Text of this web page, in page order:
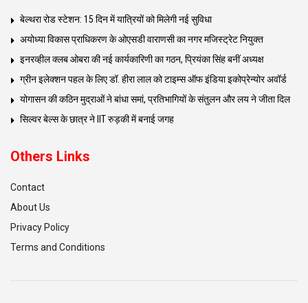
बेल्थरा रोड स्टेशन: 15 दिन में यात्रियों को मिलेगी नई सुविधा
अयोध्या विकास प्राधिकरण के ओएसडी वाराणसी का नगर मजिस्ट्रेट नियुक्त
इनरव्हील क्लब ओबरा की नई कार्यकारिणी का गठन, प्रियंका सिंह बनीं अध्यक्ष
ग्रीन इलेक्शन पहल के लिए डॉ. हीरा लाल को टाइम्स ऑफ इंडिया इकोप्रेन्योर अवॉर्ड
योगासन की कठिन मुद्राओं ने बांधा समां, प्रतिभागियों के संतुलन और लय ने जीता दिल
सिल्वर बेल्स के छात्र ने IIT रुड़की में बनाई जगह
Others Links
Contact
About Us
Privacy Policy
Terms and Conditions